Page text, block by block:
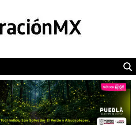
POLÍTICA
CAMALEÓN
OPINIÓN
DEPORTES